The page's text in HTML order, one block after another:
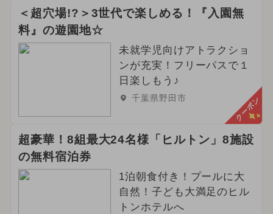
＜超穴場!?＞3世代で楽しめる！『入園無
料』の遊園地☆
未就学児向けアトラクショ
ンが充実！フリーパスで１
日楽しもう♪
千葉県野田市 クーポン
超豪華！8組最大24名様「ヒルトン」8施設
の無料宿泊券
1泊朝食付き！プールに大
自然！子ども大満足のヒル
トンホテルへ